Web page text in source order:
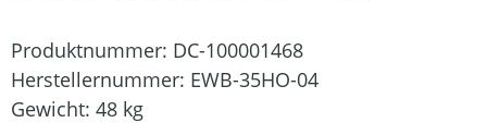
Produktnummer: DC-100001468
Herstellernummer: EWB-35HO-04
Gewicht: 48 kg